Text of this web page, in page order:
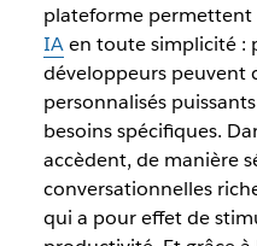
plateforme permettent
IAen toute simplicité :
développeurs peuvent
personnalisés
besoins spécifiques.
accèdent, de manière
conversationnelles
qui a pour effet de